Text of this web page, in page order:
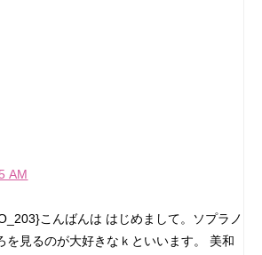
AM
こんばんは はじめまして。ソプラノ
を見るのが大好きなｋといいます。 美和